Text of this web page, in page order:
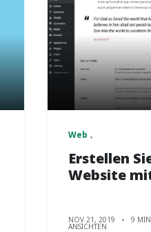
Web
Erstellen
Website
NOV 21, 2019 9
ANSICHTEN